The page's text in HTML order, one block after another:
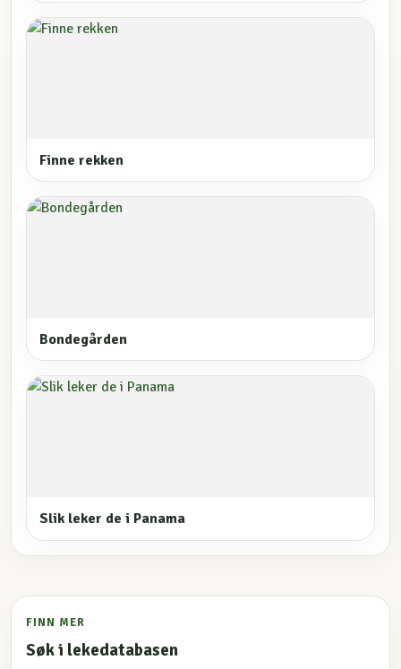
Finne rekken
Bondegården
Slik leker de i Panama
FINN MER
Søk i lekedatabasen